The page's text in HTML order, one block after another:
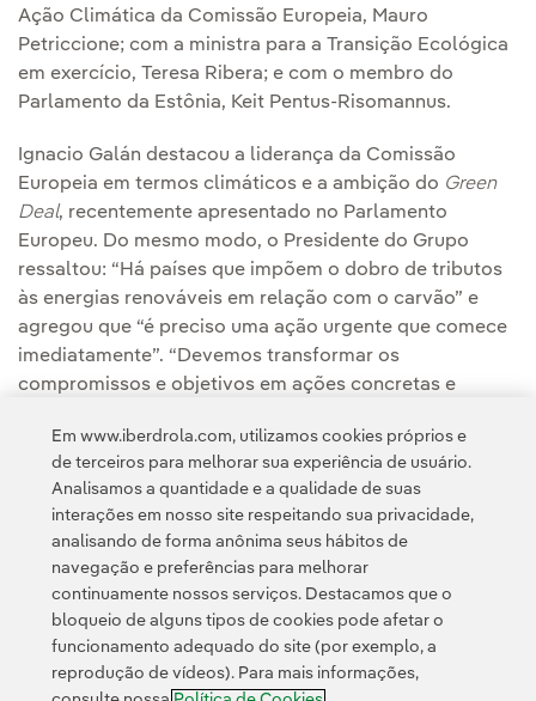
Ação Climática da Comissão Europeia, Mauro
Petriccione; com a ministra para a Transição Ecológica
em exercício, Teresa Ribera; e com o membro do
Parlamento da Estônia, Keit Pentus-Risomannus.
Ignacio Galán destacou a liderança da Comissão
Europeia em termos climáticos e a ambição do Green
Deal, recentemente apresentado no Parlamento
Europeu. Do mesmo modo, o Presidente do Grupo
ressaltou: “Há países que impõem o dobro de tributos
às energias renováveis em relação com o carvão” e
agregou que “é preciso uma ação urgente que comece
imediatamente”. “Devemos transformar os
compromissos e objetivos em ações concretas e
2050 se não começarmos a trabalhar agora mesmo em
metas para o ano 2030”, concluiu.
Contato Clientes Política de Privacidade Informação legal
Política de cookies Configuração de cookies
Em www.iberdrola.com, utilizamos cookies próprios e
de terceiros para melhorar sua experiência de usuário.
Analisamos a quantidade e a qualidade de suas
interações em nosso site respeitando sua privacidade,
analisando de forma anônima seus hábitos de
navegação e preferências para melhorar
continuamente nossos serviços. Destacamos que o
bloqueio de alguns tipos de cookies pode afetar o
funcionamento adequado do site (por exemplo, a
reprodução de vídeos). Para mais informações,